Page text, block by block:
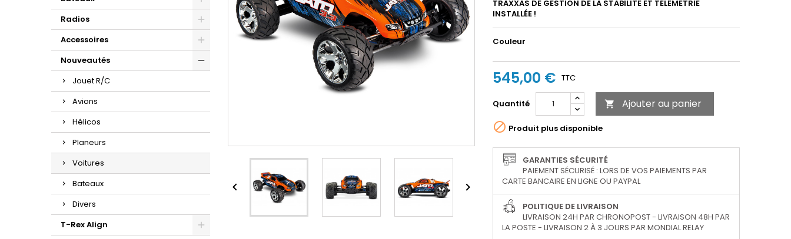
Radios
Accessoires
Nouveautés
Jouet R/C
Avions
Hélicos
Planeurs
Voitures
Bateaux
Divers
T-Rex Align
 
TRAXXAS DE GESTION DE LA STABILITÉ ET TÉLÉMÉTRIE
INSTALLÉE !
Couleur
545,00 € TTC
Quantité  Ajouter au panier
 Produit plus disponible
GARANTIES SÉCURITÉ
PAIEMENT SÉCURISÉ : LORS DE VOS PAIEMENTS PAR
CARTE BANCAIRE EN LIGNE OU PAYPAL
POLITIQUE DE LIVRAISON
LIVRAISON 24H PAR CHRONOPOST - LIVRAISON 48H PAR
LA POSTE - LIVRAISON 2 À 3 JOURS PAR MONDIAL RELAY